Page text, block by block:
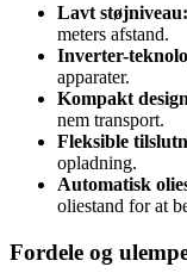
Lavt støjniveau:
meters afstand.
Inverter-
apparater.
Kompakt
nem transport.
Fleksible
opladning.
Automatisk
oliestand for at
Fordele og